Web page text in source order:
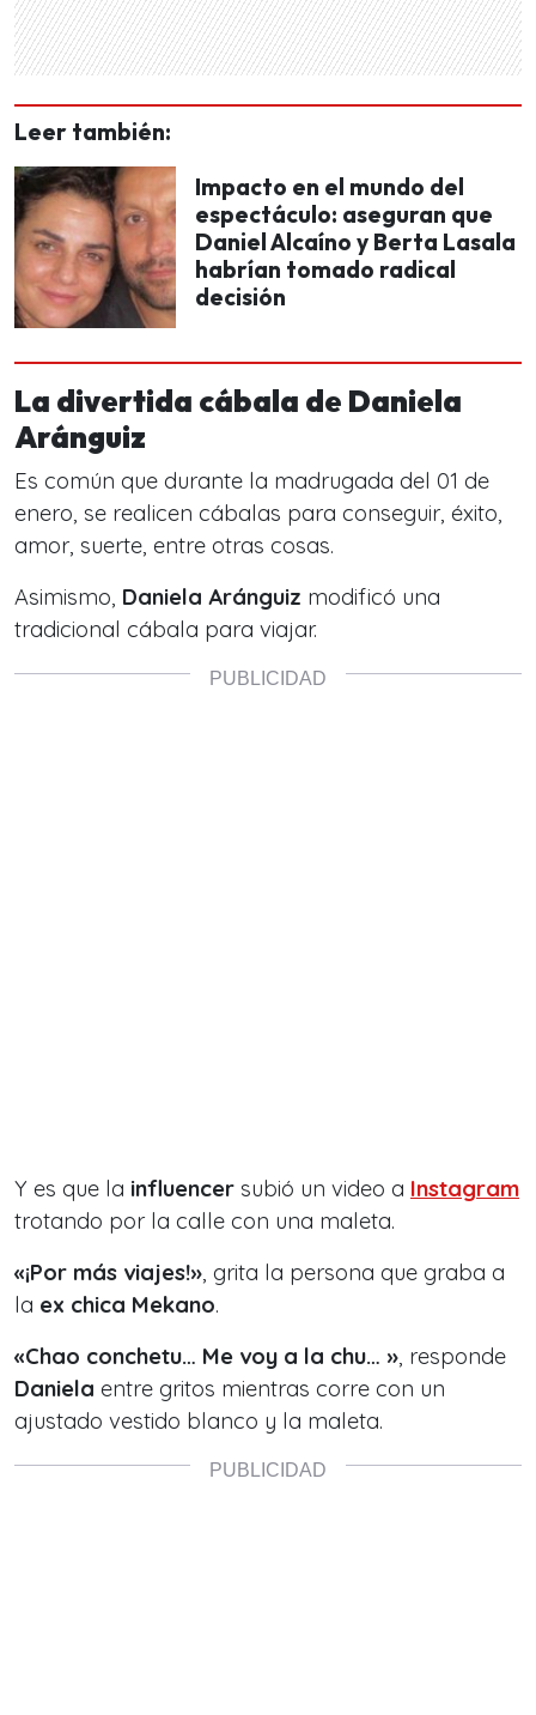
Leer también:
Impacto en el mundo del
espectáculo: aseguran que
Daniel Alcaíno y Berta Lasala
habrían tomado radical
decisión
La divertida cábala de Daniela
Aránguiz
Es común que durante la madrugada del 01 de
enero, se realicen cábalas para conseguir, éxito,
amor, suerte, entre otras cosas.
Asimismo, Daniela Aránguiz modificó una
tradicional cábala para viajar.
Y es que la influencer subió un video a Instagram
trotando por la calle con una maleta.
«¡Por más viajes!», grita la persona que graba a
la ex chica Mekano.
«Chao conchetu… Me voy a la chu… », responde
Daniela entre gritos mientras corre con un
ajustado vestido blanco y la maleta.